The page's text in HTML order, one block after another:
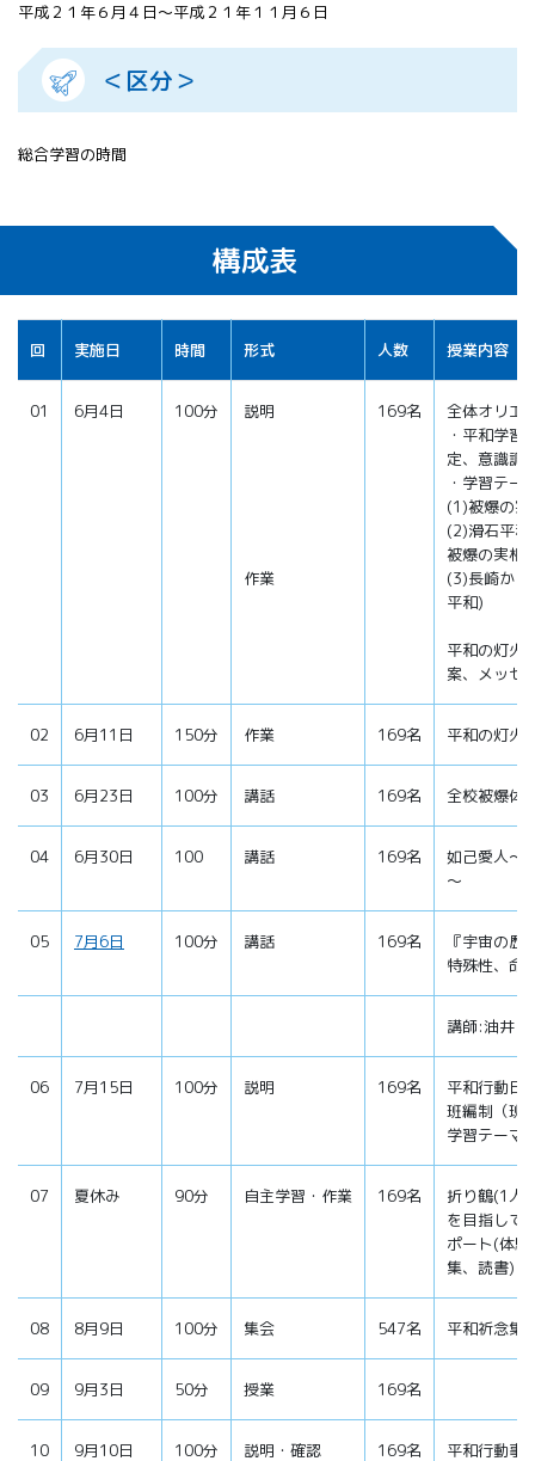
平成２１年６月４日～平成２１年１１月６日
＜区分＞
総合学習の時間
構成表
回 実施日 時間 形式 人数 授業内容
01 6月4日 100分 説明
作業
169名
全体オリエ
・平和学習
定、意識調
・学習テー
(1)被爆の実
(2)滑石平和
被爆の実相)
(3)長崎から
平和)
平和の灯火
案、メッセ
02 6月11日 150分 作業 169名 平和の灯火
03 6月23日 100分 講話 169名 全校被爆体
04 6月30日 100 講話 169名
如己愛人～
～
05 7月6日 100分 講話 169名
『宇宙の歴
特殊性、命
講師:油井
06 7月15日 100分 説明 169名
平和行動日
班編制（班
学習テーマ
07 夏休み 90分 自主学習・作業 169名
折り鶴(1人
を目指して
ポート(体
集、読書)
08 8月9日 100分 集会 547名 平和祈念集
09 9月3日 50分 授業 169名
10 9月10日 100分 説明・確認 169名 平和行動事